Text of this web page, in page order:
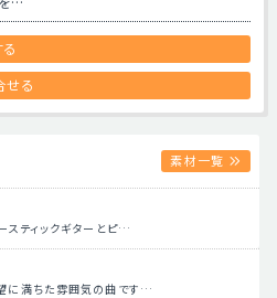
せる
素材一覧
スティックギターとピ…
に満ちた雰囲気の曲です…